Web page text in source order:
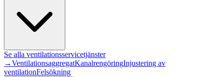
Se alla ventilationsservicetjänster
→VentilationsaggregatKanalrengöringInjustering av
ventilationFelsökning